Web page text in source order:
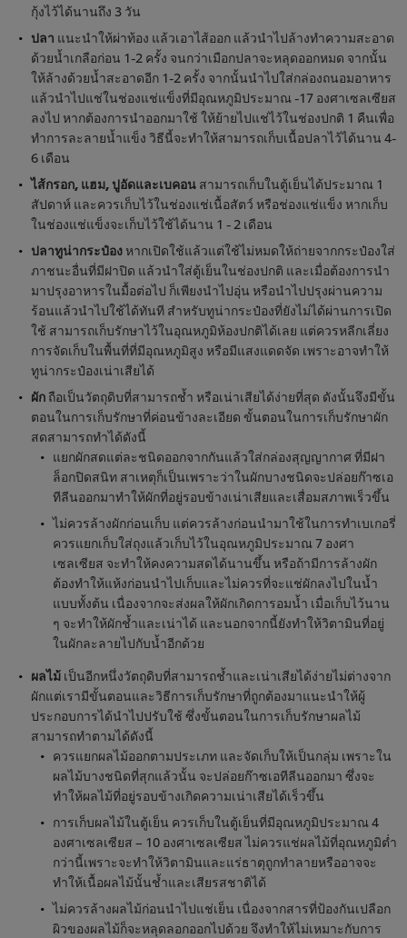
กุ้งไว้ได้นานถึง 3 วัน
ปลา แนะนำให้ผ่าท้อง แล้วเอาไส้ออก แล้วนำไปล้างทำความสะอาด
ด้วยน้ำเกลือก่อน 1-2 ครั้ง จนกว่าเมือกปลาจะหลุดออกหมด จากนั้น
ให้ล้างด้วยน้ำสะอาดอีก 1-2 ครั้ง จากนั้นนำไปใส่กล่องถนอมอาหาร
แล้วนำไปแช่ในช่องแช่แข็งที่มีอุณหภูมิประมาณ -17 องศาเซลเซียส
ลงไป หากต้องการนำออกมาใช้ ให้ย้ายไปแช่ไว้ในช่องปกติ 1 คืนเพื่อ
ทำการละลายน้ำแข็ง วิธีนี้จะทำให้สามารถเก็บเนื้อปลาไว้ได้นาน 4-
6 เดือน
ไส้กรอก, แฮม, ปูอัดและเบคอน สามารถเก็บในตู้เย็นได้ประมาณ 1
สัปดาห์ และควรเก็บไว้ในช่องแช่เนื้อสัตว์ หรือช่องแช่แข็ง หากเก็บ
ในช่องแช่แข็งจะเก็บไว้ใช้ได้นาน 1 - 2 เดือน
ปลาทูน่ากระป๋องหากเปิดใช้แล้วแต่ใช้ไม่หมดให้ถ่ายจากกระป๋องใส่
ภาชนะอื่นที่มีฝาปิด แล้วนำใส่ตู้เย็นในช่องปกติ และเมื่อต้องการนำ
มาปรุงอาหารในมื้อต่อไป ก็เพียงนำไปอุ่น หรือนำไปปรุงผ่านความ
ร้อนแล้วนำไปใช้ได้ทันที สำหรับทูน่ากระป๋องที่ยังไม่ได้ผ่านการเปิด
ใช้ สามารถเก็บรักษาไว้ในอุณหภูมิห้องปกติได้เลย แต่ควรหลีกเลี่ยง
การจัดเก็บในพื้นที่ที่มีอุณหภูมิสูง หรือมีแสงแดดจัด เพราะอาจทำให้
ทูน่ากระป๋องเน่าเสียได้
ผักถือเป็นวัตถุดิบที่สามารถช้ำ หรือเน่าเสียได้ง่ายที่สุด ดังนั้นจึงมีขั้น
ตอนในการเก็บรักษาที่ค่อนข้างละเอียด ขั้นตอนในการเก็บรักษาผัก
สดสามารถทำได้ดังนี้
แยกผักสดแต่ละชนิดออกจากกันแล้วใส่กล่องสุญญากาศ ที่มีฝา
ล็อกปิดสนิท สาเหตุก็เป็นเพราะว่าในผักบางชนิดจะปล่อยก๊าซเอ
ทีลีนออกมาทำให้ผักที่อยู่รอบข้างเน่าเสียและเสื่อมสภาพเร็วขึ้น
ไม่ควรล้างผักก่อนเก็บ แต่ควรล้างก่อนนำมาใช้ในการทำเบเกอรี่
ควรแยกเก็บใส่ถุงแล้วเก็บไว้ในอุณหภูมิประมาณ 7 องศา
เซลเซียส จะทำให้คงความสดได้นานขึ้น หรือถ้ามีการล้างผัก
ต้องทำให้แห้งก่อนนำไปเก็บและไม่ควรที่จะแช่ผักลงไปในน้ำ
แบบทั้งต้น เนื่องจากจะส่งผลให้ผักเกิดการอมน้ำ เมื่อเก็บไว้นาน
ๆ จะทำให้ผักช้ำและเน่าได้ และนอกจากนี้ยังทำให้วิตามินที่อยู่
ในผักละลายไปกับน้ำอีกด้วย
ผลไม้ เป็นอีกหนึ่งวัตถุดิบที่สามารถช้ำและเน่าเสียได้ง่ายไม่ต่างจาก
ผักแต่เรามีขั้นตอนและวิธีการเก็บรักษาที่ถูกต้องมาแนะนำให้ผู้
ประกอบการได้นำไปปรับใช้ ซึ่งขั้นตอนในการเก็บรักษาผลไม้
สามารถทำตามได้ดังนี้
ควรแยกผลไม้ออกตามประเภท และจัดเก็บให้เป็นกลุ่ม เพราะใน
ผลไม้บางชนิดที่สุกแล้วนั้น จะปล่อยก๊าซเอทีลีนออกมา ซึ่งจะ
ทำให้ผลไม้ที่อยู่รอบข้างเกิดความเน่าเสียได้เร็วขึ้น
การเก็บผลไม้ในตู้เย็น ควรเก็บในตู้เย็นที่มีอุณหภูมิประมาณ 4
องศาเซลเซียส – 10 องศาเซลเซียส ไม่ควรแช่ผลไม้ที่อุณหภูมิต่ำ
กว่านี้เพราะจะทำให้วิตามินและแร่ธาตุถูกทำลายหรืออาจจะ
ทำให้เนื้อผลไม้นั้นช้ำและเสียรสชาติได้
ไม่ควรล้างผลไม้ก่อนนำไปแช่เย็น เนื่องจากสารที่ป้องกันเปลือก
ผิวของผลไม้ก็จะหลุดลอกออกไปด้วย จึงทำให้ไม่เหมาะกับการ